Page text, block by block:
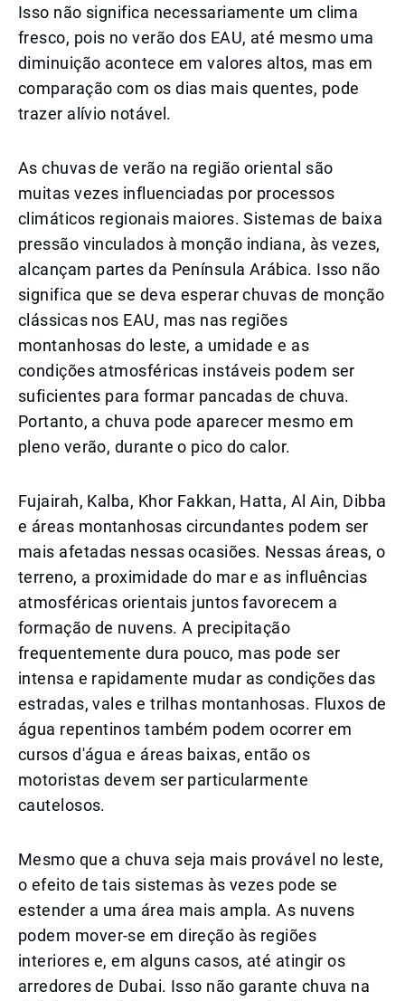
Isso não significa necessariamente um clima
fresco, pois no verão dos EAU, até mesmo uma
diminuição acontece em valores altos, mas em
comparação com os dias mais quentes, pode
trazer alívio notável.
As chuvas de verão na região oriental são
muitas vezes influenciadas por processos
climáticos regionais maiores. Sistemas de baixa
pressão vinculados à monção indiana, às vezes,
alcançam partes da Península Arábica. Isso não
significa que se deva esperar chuvas de monção
clássicas nos EAU, mas nas regiões
montanhosas do leste, a umidade e as
condições atmosféricas instáveis podem ser
suficientes para formar pancadas de chuva.
Portanto, a chuva pode aparecer mesmo em
pleno verão, durante o pico do calor.
Fujairah, Kalba, Khor Fakkan, Hatta, Al Ain, Dibba
e áreas montanhosas circundantes podem ser
mais afetadas nessas ocasiões. Nessas áreas, o
terreno, a proximidade do mar e as influências
atmosféricas orientais juntos favorecem a
formação de nuvens. A precipitação
frequentemente dura pouco, mas pode ser
intensa e rapidamente mudar as condições das
estradas, vales e trilhas montanhosas. Fluxos de
água repentinos também podem ocorrer em
cursos d'água e áreas baixas, então os
motoristas devem ser particularmente
cautelosos.
Mesmo que a chuva seja mais provável no leste,
o efeito de tais sistemas às vezes pode se
estender a uma área mais ampla. As nuvens
podem mover-se em direção às regiões
interiores e, em alguns casos, até atingir os
arredores de Dubai. Isso não garante chuva na